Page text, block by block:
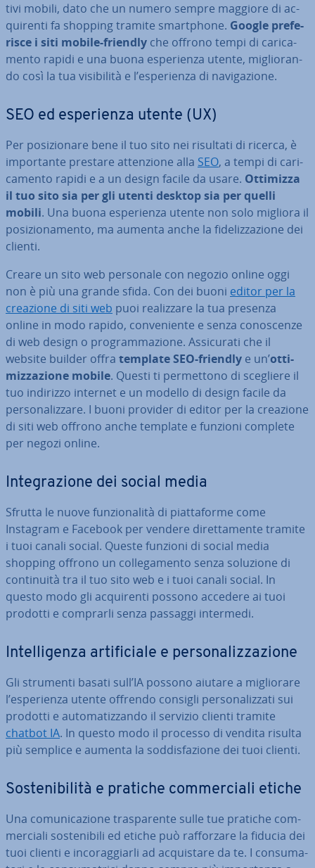
ti­vi mobili, dato che un numero sempre maggiore di ac­
qui­ren­ti fa shopping tramite smart­pho­ne. Google pre­fe­
ri­sce i siti mobile-friendly che offrono tempi di ca­ri­ca­
men­to rapidi e una buona espe­rien­za utente, mi­glio­ran­
do così la tua vi­si­bi­li­tà e l’espe­rien­za di na­vi­ga­zio­ne.
SEO ed espe­rien­za utente (UX)
Per po­si­zio­na­re bene il tuo sito nei risultati di ricerca, è
im­por­tan­te prestare at­ten­zio­ne alla SEO, a tempi di ca­ri­
ca­men­to rapidi e a un design facile da usare. Ottimizza
il tuo sito sia per gli utenti desktop sia per quelli
mobili. Una buona espe­rien­za utente non solo migliora il
po­si­zio­na­men­to, ma aumenta anche la fi­de­liz­za­zio­ne dei
clienti.
Creare un sito web personale con negozio online oggi
non è più una grande sfida. Con dei buoni editor per la
creazione di siti web puoi rea­liz­za­re la tua presenza
online in modo rapido, con­ve­nien­te e senza co­no­scen­ze
di web design o pro­gram­ma­zio­ne. As­si­cu­ra­ti che il
website builder offra template SEO-friendly e un’ot­ti­
miz­za­zio­ne mobile. Questi ti per­met­to­no di scegliere il
tuo indirizzo internet e un modello di design facile da
per­so­na­liz­za­re. I buoni provider di editor per la creazione
di siti web offrono anche template e funzioni complete
per negozi online.
In­te­gra­zio­ne dei social media
Sfrutta le nuove fun­zio­na­li­tà di piat­ta­for­me come
Instagram e Facebook per vendere di­ret­ta­men­te tramite
i tuoi canali social. Queste funzioni di social media
shopping offrono un col­le­ga­men­to senza soluzione di
con­ti­nui­tà tra il tuo sito web e i tuoi canali social. In
questo modo gli ac­qui­ren­ti possono accedere ai tuoi
prodotti e comprarli senza passaggi intermedi.
In­tel­li­gen­za ar­ti­fi­cia­le e per­so­na­liz­za­zio­ne
Gli strumenti basati sull’IA possono aiutare a mi­glio­ra­re
l’espe­rien­za utente offrendo consigli per­so­na­liz­za­ti sui
prodotti e au­to­ma­tiz­zan­do il servizio clienti tramite
chatbot IA. In questo modo il processo di vendita risulta
più semplice e aumenta la sod­di­sfa­zio­ne dei tuoi clienti.
So­ste­ni­bi­li­tà e pratiche com­mer­cia­li etiche
Una co­mu­ni­ca­zio­ne tra­spa­ren­te sulle tue pratiche com­
mer­cia­li so­ste­ni­bi­li ed etiche può raf­for­za­re la fiducia dei
tuoi clienti e in­co­rag­giar­li ad ac­qui­sta­re da te. I con­su­ma­